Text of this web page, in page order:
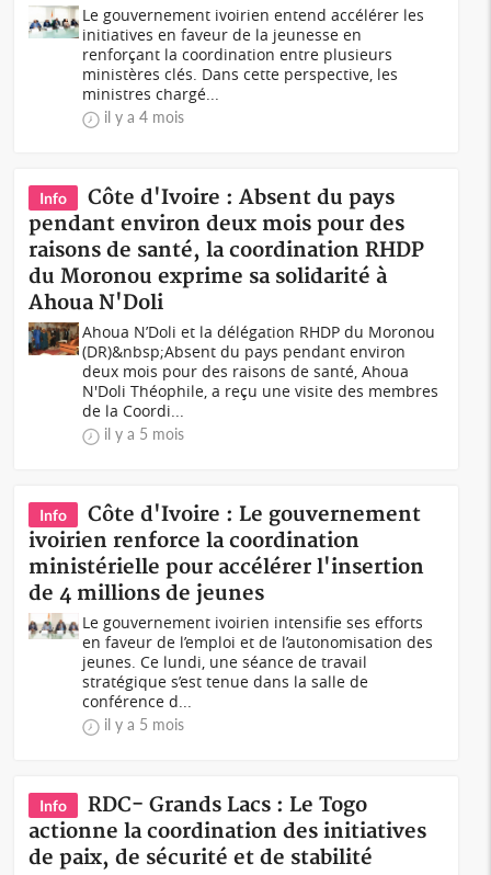
Le gouvernement ivoirien entend accélérer les
initiatives en faveur de la jeunesse en
renforçant la coordination entre plusieurs
ministères clés. Dans cette perspective, les
ministres chargé...
il y a 4 mois
Info
Côte d'Ivoire : Absent du pays
pendant environ deux mois pour des
raisons de santé, la coordination RHDP
du Moronou exprime sa solidarité à
Ahoua N'Doli
Ahoua N’Doli et la délégation RHDP du Moronou
(DR)&nbsp;Absent du pays pendant environ
deux mois pour des raisons de santé, Ahoua
N'Doli Théophile, a reçu une visite des membres
de la Coordi...
il y a 5 mois
Info
Côte d'Ivoire : Le gouvernement
ivoirien renforce la coordination
ministérielle pour accélérer l'insertion
de 4 millions de jeunes
Le gouvernement ivoirien intensifie ses efforts
en faveur de l’emploi et de l’autonomisation des
jeunes. Ce lundi, une séance de travail
stratégique s’est tenue dans la salle de
conférence d...
il y a 5 mois
Info
RDC- Grands Lacs : Le Togo
actionne la coordination des initiatives
de paix, de sécurité et de stabilité